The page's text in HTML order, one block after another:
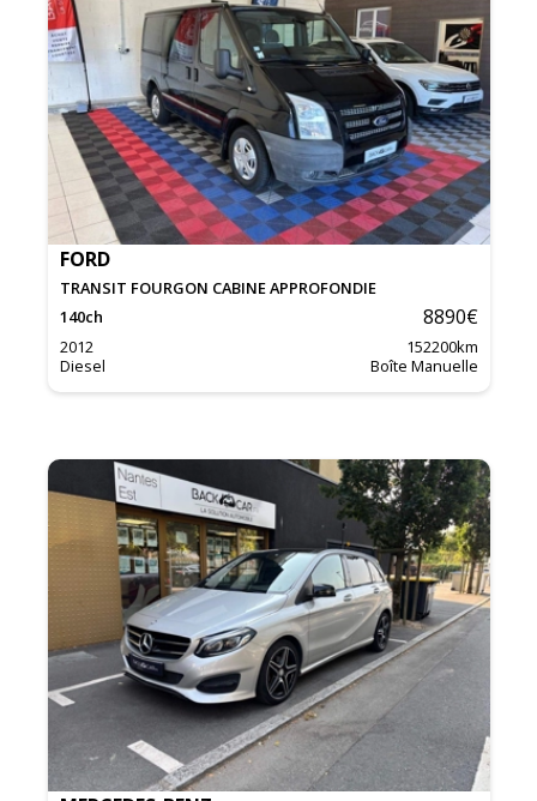
FORD
TRANSIT FOURGON CABINE APPROFONDIE
140ch 8890€
2012 152200km
Diesel
Boîte Manuelle